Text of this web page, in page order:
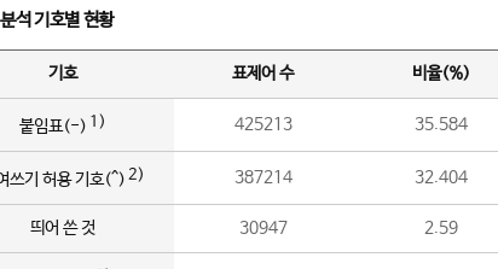
석 기호별 현황
기호 표제어 수 비율(%)
붙임표(-) 1) 425213 35.584
쓰기 허용 기호(^) 2) 387214 32.404
띄어 쓴 것 30947 2.59